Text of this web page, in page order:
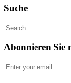
Suche
Abonnieren Sie